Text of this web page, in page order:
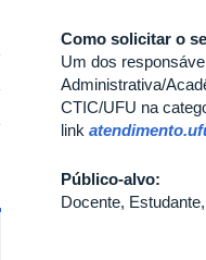
Como solicitar o
Um dos
Administrativa/
CTIC/UFU na
link
Público-alvo:
Docente,